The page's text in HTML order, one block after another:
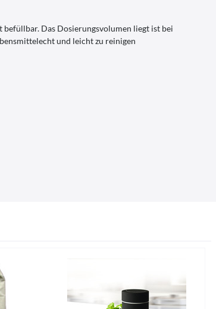
Das Dosierungsvolumen liegt ist bei
und leicht zu reinigen